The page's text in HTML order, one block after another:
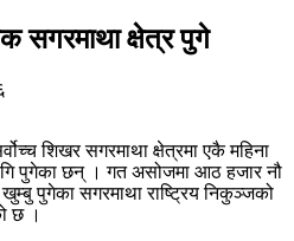
सगरमाथा क्षेत्र पुगे
शिखर सगरमाथा क्षेत्रमा एकै महिना
पुगेका छन् । गत असोजमा आठ हजार नौ
पुगेका सगरमाथा राष्ट्रिय निकुञ्जको
छ ।